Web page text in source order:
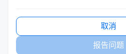
取消
报告问题